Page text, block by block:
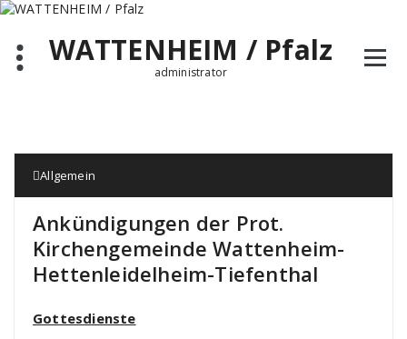
Zum
springenWATTENHEIM / Pfalz
administrator
Allgemein
Ankündigungen der Prot.
Kirchengemeinde Wattenheim-
Hettenleidelheim-Tiefenthal
Gottesdienste